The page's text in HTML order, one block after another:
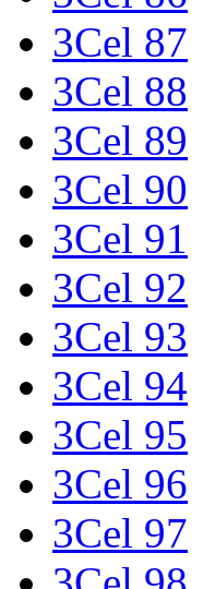
3Cel 87
3Cel 88
3Cel 89
3Cel 90
3Cel 91
3Cel 92
3Cel 93
3Cel 94
3Cel 95
3Cel 96
3Cel 97